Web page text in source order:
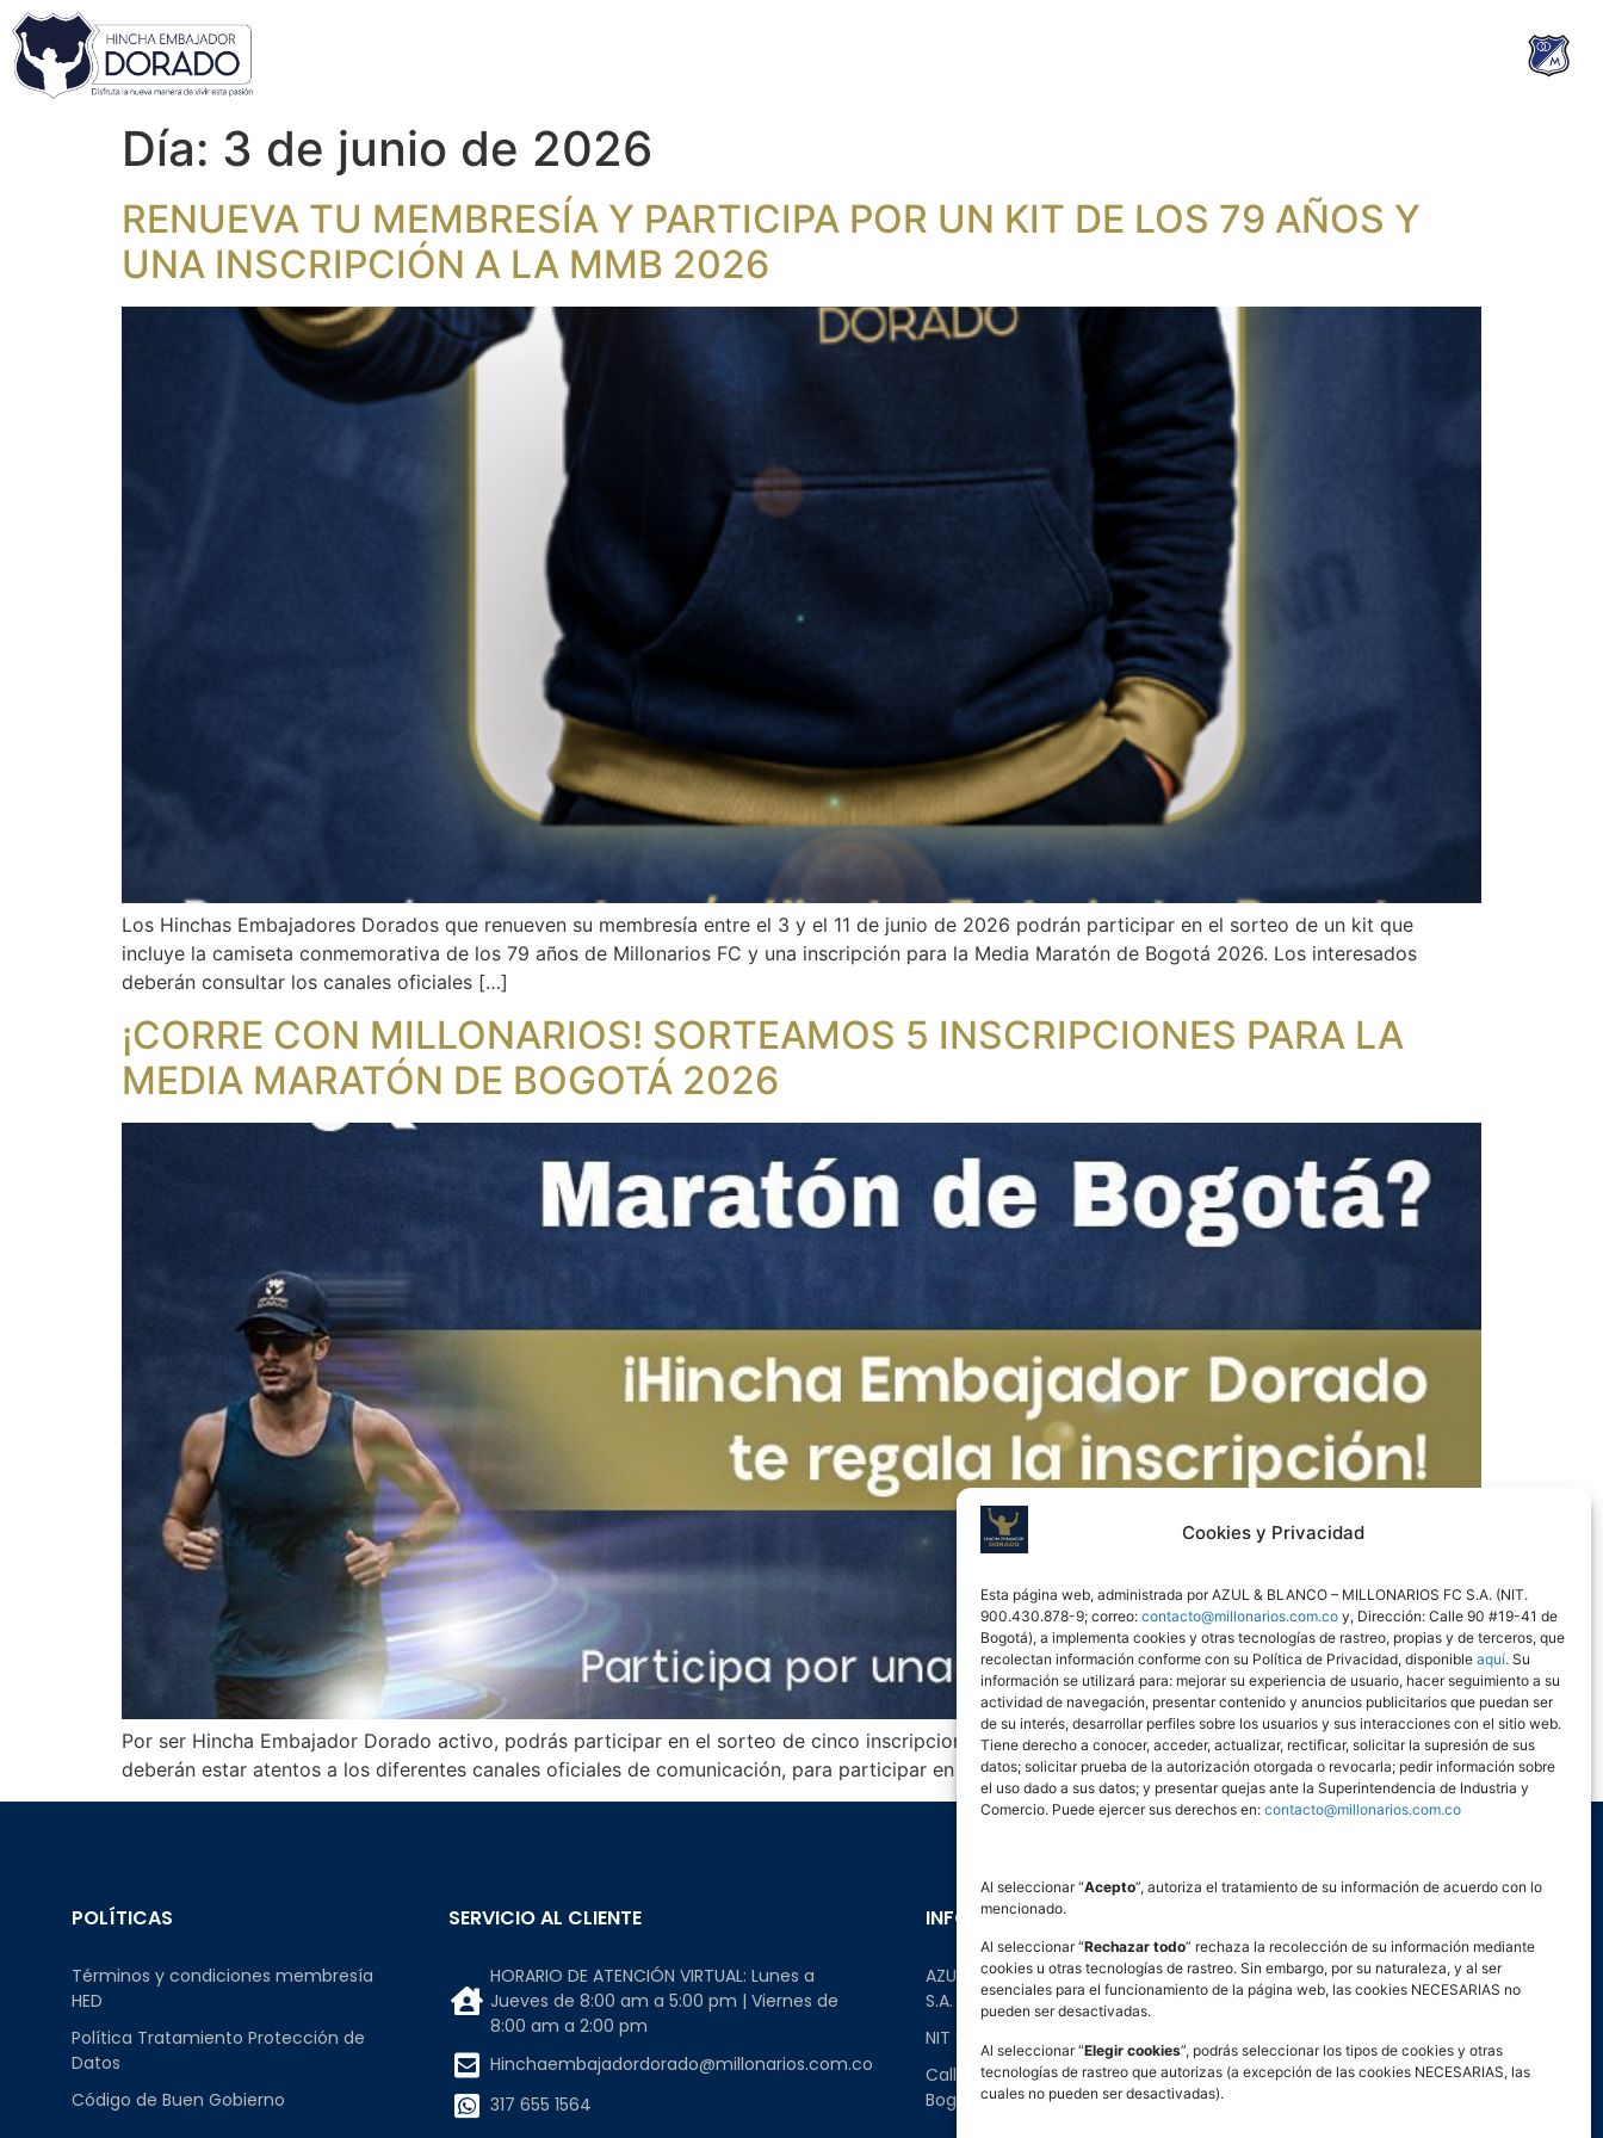
Cookies y Privacidad
Esta página web, administrada por AZUL & BLANCO – MILLONARIOS FC S.A. (NIT.
900.430.878-9; correo: contacto@millonarios.com.co y, Dirección: Calle 90 #19-41 de
Bogotá), a implementa cookies y otras tecnologías de rastreo, propias y de terceros, que
recolectan información conforme con su Política de Privacidad, disponible aquí. Su
información se utilizará para: mejorar su experiencia de usuario, hacer seguimiento a su
actividad de navegación, presentar contenido y anuncios publicitarios que puedan ser
de su interés, desarrollar perfiles sobre los usuarios y sus interacciones con el sitio web.
Tiene derecho a conocer, acceder, actualizar, rectificar, solicitar la supresión de sus
datos; solicitar prueba de la autorización otorgada o revocarla; pedir información sobre
el uso dado a sus datos; y presentar quejas ante la Superintendencia de Industria y
Comercio. Puede ejercer sus derechos en: contacto@millonarios.com.co
Al seleccionar “Acepto”, autoriza el tratamiento de su información de acuerdo con lo
mencionado.
Al seleccionar “Rechazar todo” rechaza la recolección de su información mediante
cookies u otras tecnologías de rastreo. Sin embargo, por su naturaleza, y al ser
esenciales para el funcionamiento de la página web, las cookies NECESARIAS no
pueden ser desactivadas.
Al seleccionar “Elegir cookies”, podrás seleccionar los tipos de cookies y otras
tecnologías de rastreo que autorizas (a excepción de las cookies NECESARIAS, las
cuales no pueden ser desactivadas).
Día: 3 de junio de 2026
RENUEVA TU MEMBRESÍA Y PARTICIPA POR UN KIT DE LOS 79 AÑOS Y
UNA INSCRIPCIÓN A LA MMB 2026
Los Hinchas Embajadores Dorados que renueven su membresía entre el 3 y el 11 de junio de 2026 podrán participar en el sorteo de un kit que
incluye la camiseta conmemorativa de los 79 años de Millonarios FC y una inscripción para la Media Maratón de Bogotá 2026. Los interesados
deberán consultar los canales oficiales […]
¡CORRE CON MILLONARIOS! SORTEAMOS 5 INSCRIPCIONES PARA LA
MEDIA MARATÓN DE BOGOTÁ 2026
Por ser Hincha Embajador Dorado activo, podrás participar en el sorteo de cinco inscripciones para la Media Maratón de Bogotá 2026. Los afiliados
deberán estar atentos a los diferentes canales oficiales de comunicación, para participar en esta experiencia exclusiva. CONSULTA AQUÍ LOS T&C:
POLÍTICAS
Términos y condiciones membresía
HED
Política Tratamiento Protección de
Datos
Código de Buen Gobierno
SERVICIO AL CLIENTE
HORARIO DE ATENCIÓN VIRTUAL: Lunes a
Jueves de 8:00 am a 5:00 pm | Viernes de
8:00 am a 2:00 pm
Hinchaembajadordorado@millonarios.com.co
317 655 1564
INFORMACIÓN LEGAL
AZUL & BLANCO MILLONARIOS FC
S.A.
NIT 900430878-9
Calle 90 # 19-41 Ofc. 702
Bogotá, Colombia